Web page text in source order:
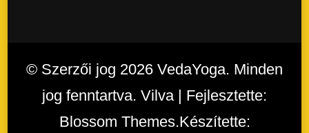
© Szerzői jog 2026 VedaYoga. Minden
jog fenntartva. Vilva | Fejlesztette:
Blossom Themes.Készítette: